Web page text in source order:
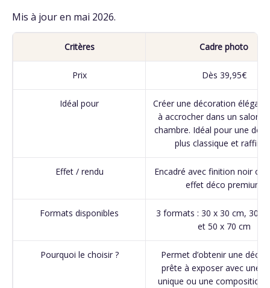
Mis à jour en mai 2026.
Critères Cadre photo
Prix Dès 39,95€
Idéal pour
Créer une décoration
à accrocher dans un salon
chambre. Idéal pour une
plus classique et
Effet / rendu
Encadré avec finition noir ou
effet déco premium
Formats disponibles
3 formats : 30 x 30 cm, 30 x
et 50 x 70 cm
Pourquoi le choisir ?
Permet d’obtenir une
prête à exposer avec une
unique ou une composition